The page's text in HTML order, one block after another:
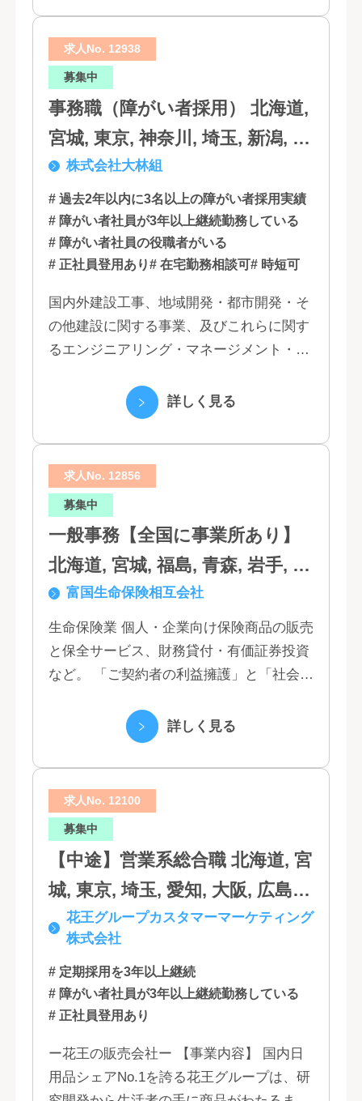
求人No. 12938
募集中
事務職（障がい者採用） 北海道,
宮城, 東京, 神奈川, 埼玉, 新潟, 愛
知, 大阪, 京都, 兵庫, 広島, 香川,
福岡
株式会社大林組
# 過去2年以内に3名以上の障がい者採用実績
# 障がい者社員が3年以上継続勤務している
# 障がい者社員の役職者がいる
# 正社員登用あり# 在宅勤務相談可# 時短可
国内外建設工事、地域開発・都市開発・そ
の他建設に関する事業、及びこれらに関す
るエンジニアリング・マネージメント・コ
詳しく見る
求人No. 12856
募集中
一般事務【全国に事業所あり】
北海道, 宮城, 福島, 青森, 岩手, 秋
田, 山形, 東京, 神奈川, 千葉, 埼
玉, 茨城, 栃木, 群馬, 新潟, 石川,
富山, 福井, 長野, 山梨, 愛知, 静
岡, 三重, 岐阜, 大阪, 京都, 兵庫,
滋賀, 奈良, 和歌山, 広島, 岡山, 山
口, 鳥取, 島根, 香川, 愛媛, 徳島,
高知, 福岡, 長崎, 熊本, 鹿児島, 大
分, 宮崎, 佐賀, 沖縄
富国生命保険相互会社
生命保険業 個人・企業向け保険商品の販売
と保全サービス、財務貸付・有価証券投資
など。 「ご契約者の利益擁護」と「社会へ
づく「お客さま基点」をスローガンに掲
詳しく見る
求人No. 12100
募集中
【中途】営業系総合職 北海道, 宮
城, 東京, 埼玉, 愛知, 大阪, 広島,
福岡花王グループカスタマーマーケティング
株式会社
# 定期採用を3年以上継続
# 障がい者社員が3年以上継続勤務している
# 正社員登用あり
ー花王の販売会社ー 【事業内容】 国内日
用品シェアNo.1を誇る花王グループは、研